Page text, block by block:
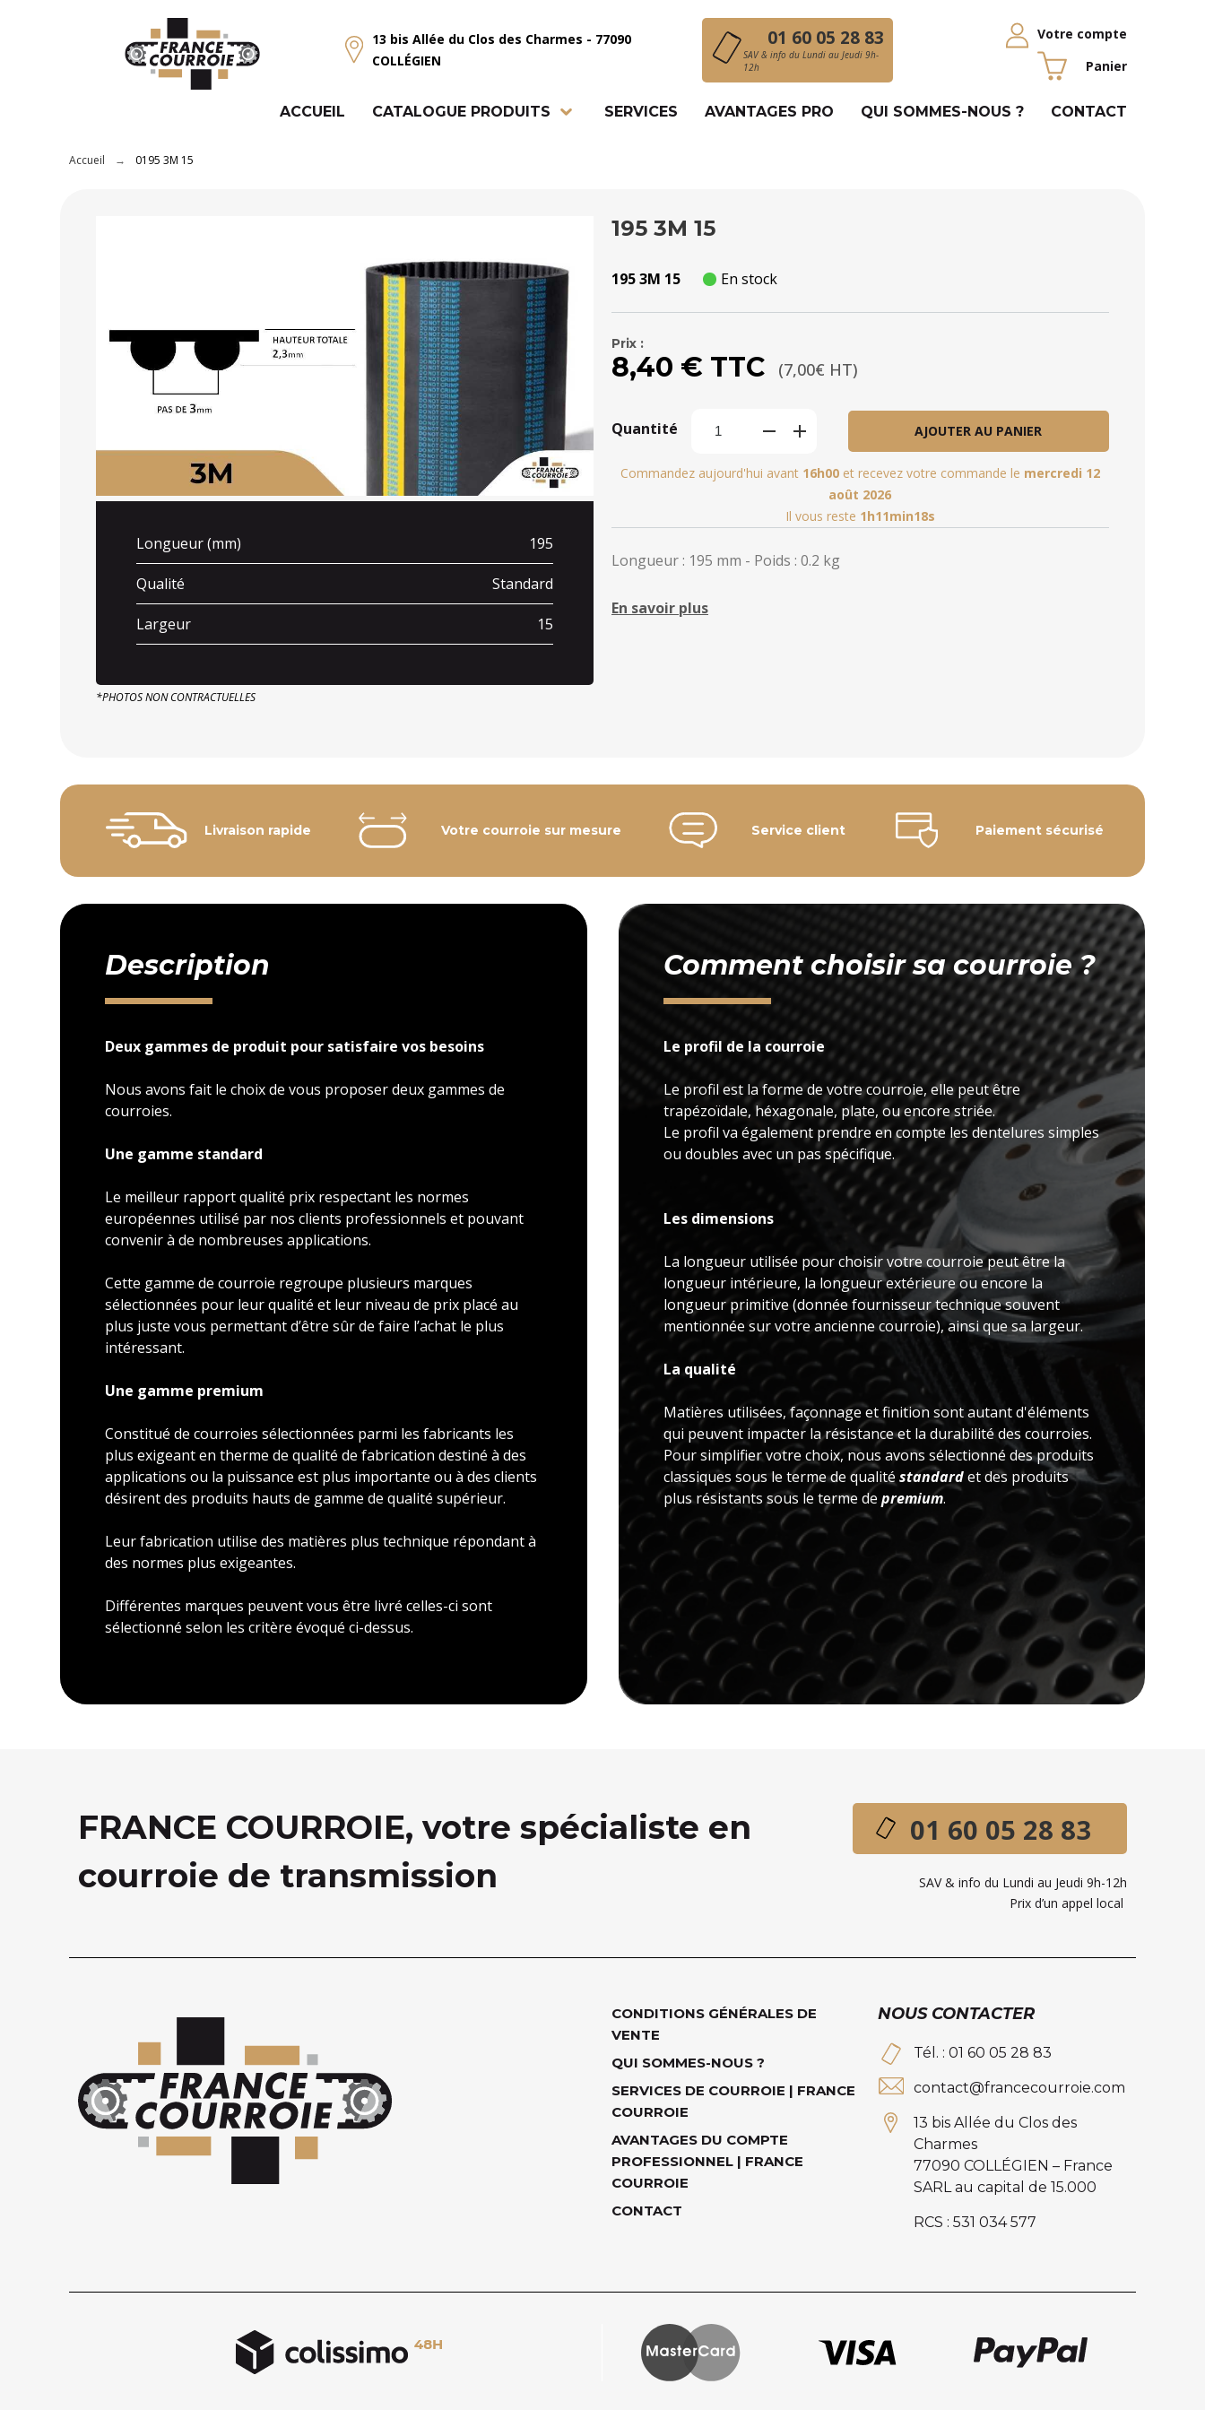
13 bis Allée du Clos des Charmes - 77090
COLLÉGIEN
01 60 05 28 83
SAV & info du Lundi au Jeudi 9h-
12h
Votre compte
Panier
ACCUEIL CATALOGUE PRODUITS SERVICES AVANTAGES PRO QUI SOMMES-NOUS ? CONTACT
Accueil 0195 3M 15
Longueur (mm) 195
Qualité Standard
Largeur 15
*PHOTOS NON CONTRACTUELLES
195 3M 15
195 3M 15 En stock
Prix :
8,40 € TTC (7,00€ HT)
Quantité AJOUTER AU PANIER
Commandez aujourd'hui avant 16h00et recevez votre commande le mercredi 12
août 2026
Il vous reste 1h11min18s
Longueur : 195 mm - Poids : 0.2 kg
En savoir plus
Livraison rapide Votre courroie sur mesure Service client Paiement sécurisé
Description
Deux gammes de produit pour satisfaire vos besoins
Nous avons fait le choix de vous proposer deux gammes de
courroies.
Une gamme standard
Le meilleur rapport qualité prix respectant les normes
européennes utilisé par nos clients professionnels et pouvant
convenir à de nombreuses applications.
Cette gamme de courroie regroupe plusieurs marques
sélectionnées pour leur qualité et leur niveau de prix placé au
plus juste vous permettant d’être sûr de faire l’achat le plus
intéressant.
Une gamme premium
Constitué de courroies sélectionnées parmi les fabricants les
plus exigeant en therme de qualité de fabrication destiné à des
applications ou la puissance est plus importante ou à des clients
désirent des produits hauts de gamme de qualité supérieur.
Leur fabrication utilise des matières plus technique répondant à
des normes plus exigeantes.
Différentes marques peuvent vous être livré celles-ci sont
sélectionné selon les critère évoqué ci-dessus.
Comment choisir sa courroie ?
Le profil de la courroie
Le profil est la forme de votre courroie, elle peut être
trapézoïdale, héxagonale, plate, ou encore striée.
Le profil va également prendre en compte les dentelures simples
ou doubles avec un pas spécifique.
Les dimensions
La longueur utilisée pour choisir votre courroie peut être la
longueur intérieure, la longueur extérieure ou encore la
longueur primitive (donnée fournisseur technique souvent
mentionnée sur votre ancienne courroie), ainsi que sa largeur.
La qualité
Matières utilisées, façonnage et finition sont autant d'éléments
qui peuvent impacter la résistance et la durabilité des courroies.
Pour simplifier votre choix, nous avons sélectionné des produits
classiques sous le terme de qualité standardet des produits
plus résistants sous le terme de premium.
FRANCE COURROIE, votre spécialiste en
courroie de transmission
01 60 05 28 83
SAV & info du Lundi au Jeudi 9h-12h
Prix d’un appel local
CONDITIONS GÉNÉRALES DE
VENTE
QUI SOMMES-NOUS ?
SERVICES DE COURROIE | FRANCE
COURROIE
AVANTAGES DU COMPTE
PROFESSIONNEL | FRANCE
COURROIE
CONTACT
NOUS CONTACTER
Tél. : 01 60 05 28 83
contact@francecourroie.com
13 bis Allée du Clos des
Charmes
77090 COLLÉGIEN – France
SARL au capital de 15.000
RCS : 531 034 577